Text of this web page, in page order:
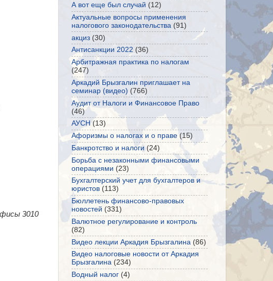
3010
А вот еще был случай (12)
Актуальные вопросы применения
налогового законодательства (91)
акциз (30)
Антисанкции 2022 (36)
Арбитражная практика по налогам
(247)
Аркадий Брызгалин приглашает на
семинар (видео) (766)
Аудит от Налоги и Финансовое Право
(46)
АУСН (13)
Афоризмы о налогах и о праве (15)
Банкротство и налоги (24)
Борьба с незаконными финансовыми
операциями (23)
Бухгалтерский учет для бухгалтеров и
юристов (113)
Бюллетень финансово-правовых
новостей (331)
Валютное регулирование и контроль
(82)
Видео лекции Аркадия Брызгалина (86)
Видео налоговые новости от Аркадия
Брызгалина (234)
Водный налог (4)